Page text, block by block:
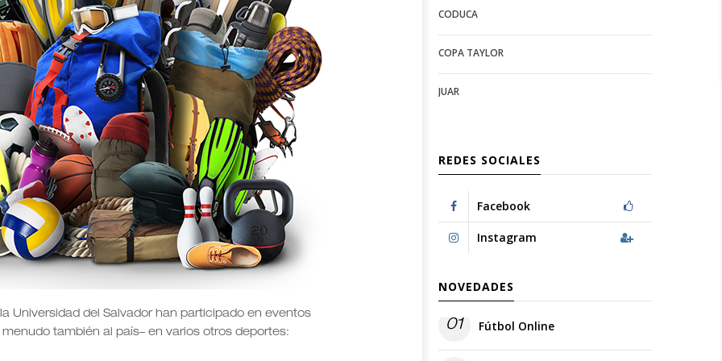
Universidad del Salvador han participado en eventos
también al país– en varios otros deportes:
configuration
options
options
CODUCA
COPA TAYLOR
JUAR
REDES SOCIALES
Facebook
Instagram
NOVEDADES
01 Fútbol Online